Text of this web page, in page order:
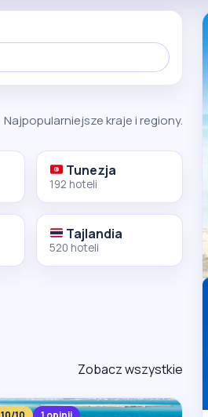
Najpopularniejsze kraje i regiony.
Tunezja
192 hoteli
Tajlandia
520 hoteli
Zobacz wszystkie